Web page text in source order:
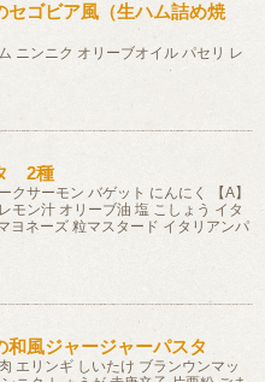
セゴビア風（生ハム詰め焼
ニンニク オリーブオイル パセリ レ
2種
クサーモン バゲット にんにく 【A】
モン汁 オリーブ油 塩 こしょう イタ
ヨネーズ 粒マスタード イタリアンパ
和風ジャージャーパスタ
エリンギ しいたけ ブランウンマッ